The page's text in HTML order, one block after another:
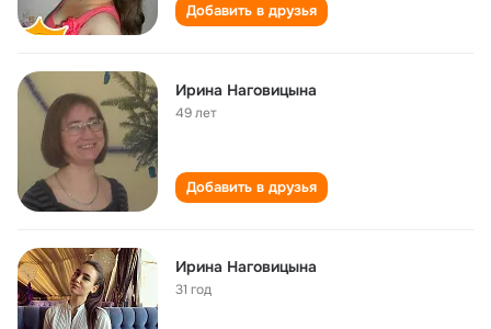
Добавить в друзья
Ирина Наговицына
49 лет
Добавить в друзья
Ирина Наговицына
31 год